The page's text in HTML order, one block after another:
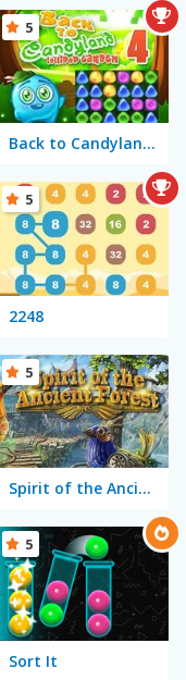
Back to Candyland 4: Lollipop Garden
5
2248
5
Spirit of the Ancient Forest
5
Sort It
5